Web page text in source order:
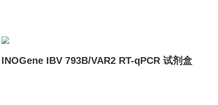
INOGene IBV 793B/VAR2 RT-qPCR 试剂盒